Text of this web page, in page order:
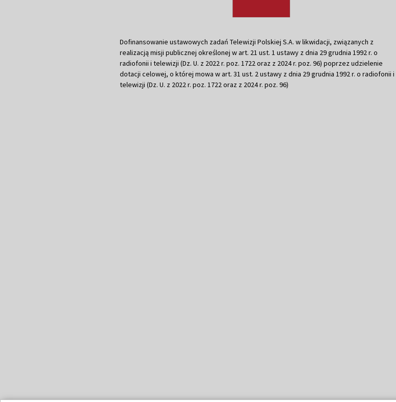
Dofinansowanie ustawowych zadań Telewizji Polskiej S.A. w likwidacji, związanych z
realizacją misji publicznej określonej w art. 21 ust. 1 ustawy z dnia 29 grudnia 1992 r. o
radiofonii i telewizji (Dz. U. z 2022 r. poz. 1722 oraz z 2024 r. poz. 96) poprzez udzielenie
dotacji celowej, o której mowa w art. 31 ust. 2 ustawy z dnia 29 grudnia 1992 r. o radiofonii i
telewizji (Dz. U. z 2022 r. poz. 1722 oraz z 2024 r. poz. 96)